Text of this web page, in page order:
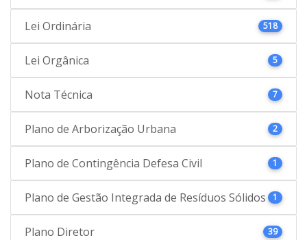
Lei Ordinária 518
Lei Orgânica 5
Nota Técnica 7
Plano de Arborização Urbana 2
Plano de Contingência Defesa Civil 1
Plano de Gestão Integrada de Resíduos Sólidos 1
Plano Diretor 39